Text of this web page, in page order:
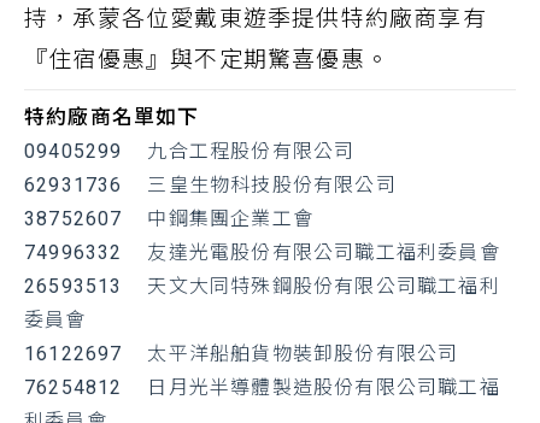
持，承蒙各位愛戴東遊季提供特約廠商享有
『住宿優惠』與不定期驚喜優惠。
特約廠商名單如下
09405299 九合工程股份有限公司
62931736 三皇生物科技股份有限公司
38752607 中鋼集團企業工會
74996332 友達光電股份有限公司職工福利委員會
26593513 天文大同特殊鋼股份有限公司職工福利
委員會
16122697 太平洋船舶貨物裝卸股份有限公司
76254812 日月光半導體製造股份有限公司職工福